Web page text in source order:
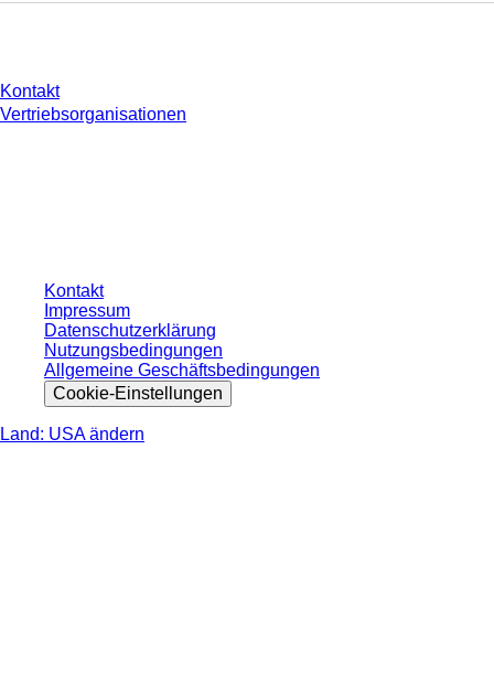
Kontakt
Vertriebsorganisationen
Kontakt
Impressum
Datenschutzerklärung
Nutzungsbedingungen
Allgemeine Geschäftsbedingungen
Cookie-Einstellungen
Land: USA ändern